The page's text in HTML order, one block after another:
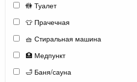
🚻 Туалет
👕 Прачечная
🧺 Стиральная машина
🏥 Медпункт
🛁 Баня/сауна